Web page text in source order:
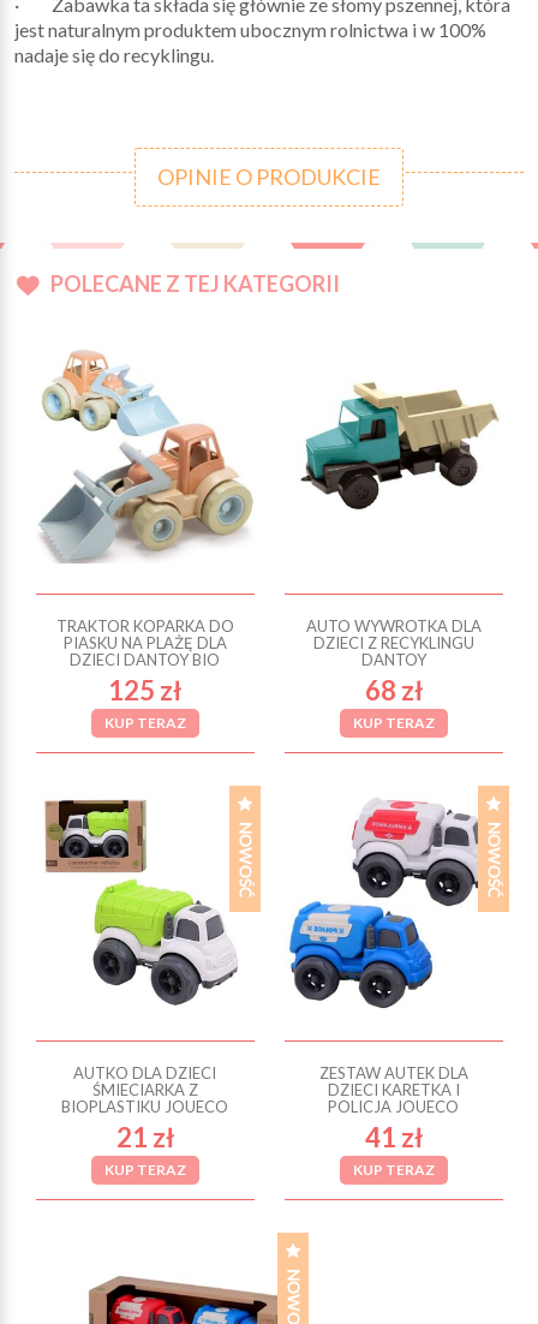
jest naturalnym produktem ubocznym rolnictwa i w 100%
nadaje się do recyklingu.
OPINIE O PRODUKCIE
POLECANE Z TEJ KATEGORII
TRAKTOR KOPARKA DO
PIASKU NA PLAŻĘ DLA
DZIECI DANTOY BIO
125 zł
KUP TERAZ
AUTO WYWROTKA DLA
DZIECI Z RECYKLINGU
DANTOY
68 zł
KUP TERAZ
AUTKO DLA DZIECI
ŚMIECIARKA Z
BIOPLASTIKU JOUECO
21 zł
KUP TERAZ
ZESTAW AUTEK DLA
DZIECI KARETKA I
POLICJA JOUECO
41 zł
KUP TERAZ